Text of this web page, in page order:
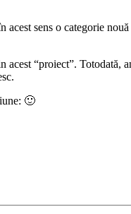
acest sens o categorie
“proiect”. Totodată,
🙂